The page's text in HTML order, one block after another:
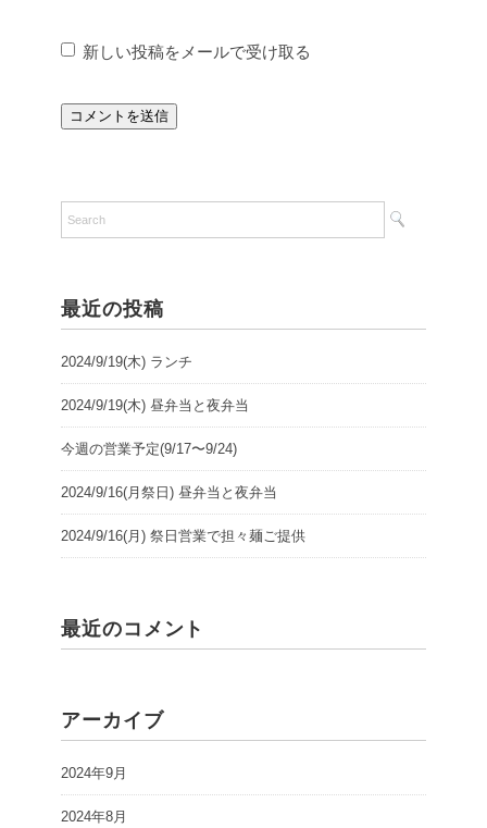
新しい投稿をメールで受け取る
最近の投稿
2024/9/19(木) ランチ
2024/9/19(木) 昼弁当と夜弁当
今週の営業予定(9/17〜9/24)
2024/9/16(月祭日) 昼弁当と夜弁当
2024/9/16(月) 祭日営業で担々麺ご提供
最近のコメント
アーカイブ
2024年9月
2024年8月